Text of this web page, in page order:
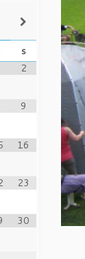
s
2
9
16
23
30